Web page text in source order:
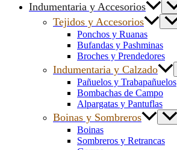
Indumentaria y Accesorios
Tejidos y Accesorios
Ponchos y Ruanas
Bufandas y Pashminas
Broches y Prendedores
Indumentaria y Calzado
Pañuelos y Trabapañuelos
Bombachas de Campo
Alpargatas y Pantuflas
Boinas y Sombreros
Boinas
Sombreros y Retrancas